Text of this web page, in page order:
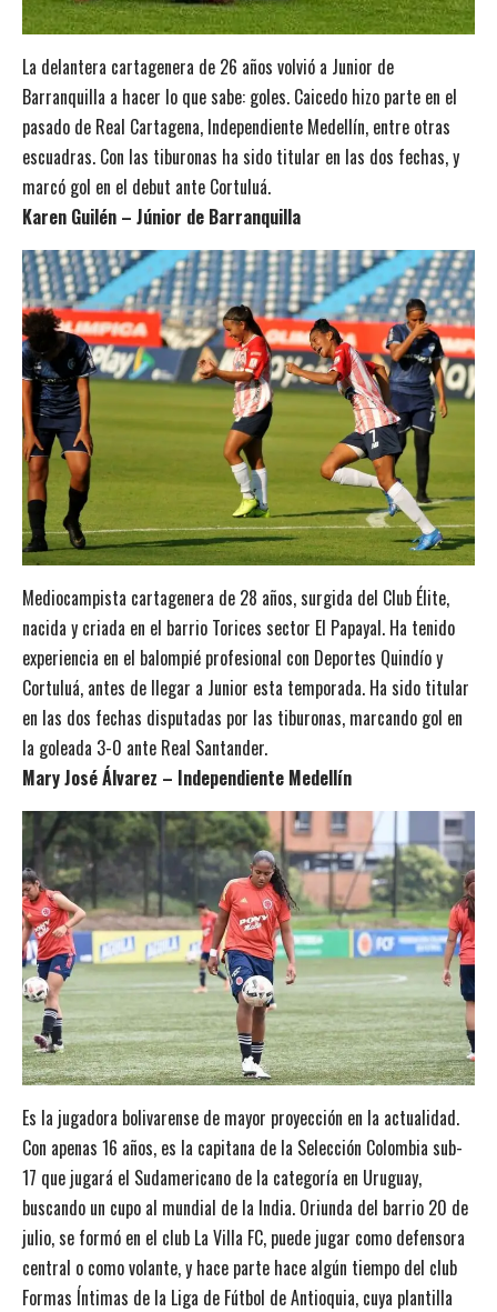
La delantera cartagenera de 26 años volvió a Junior de
Barranquilla a hacer lo que sabe: goles. Caicedo hizo parte en el
pasado de Real Cartagena, Independiente Medellín, entre otras
escuadras. Con las tiburonas ha sido titular en las dos fechas, y
marcó gol en el debut ante Cortuluá.
Karen Guilén – Júnior de Barranquilla
Mediocampista cartagenera de 28 años, surgida del Club Élite,
nacida y criada en el barrio Torices sector El Papayal. Ha tenido
experiencia en el balompié profesional con Deportes Quindío y
Cortuluá, antes de llegar a Junior esta temporada. Ha sido titular
en las dos fechas disputadas por las tiburonas, marcando gol en
la goleada 3-0 ante Real Santander.
Mary José Álvarez – Independiente Medellín
Es la jugadora bolivarense de mayor proyección en la actualidad.
Con apenas 16 años, es la capitana de la Selección Colombia sub-
17 que jugará el Sudamericano de la categoría en Uruguay,
buscando un cupo al mundial de la India. Oriunda del barrio 20 de
julio, se formó en el club La Villa FC, puede jugar como defensora
central o como volante, y hace parte hace algún tiempo del club
Formas Íntimas de la Liga de Fútbol de Antioquia, cuya plantilla